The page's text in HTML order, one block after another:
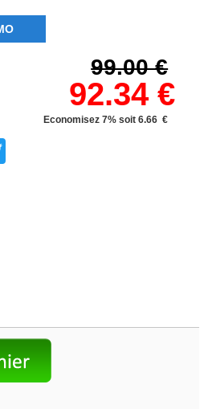
99.00 €
92.34 €
Economisez 7% soit 6.66 €